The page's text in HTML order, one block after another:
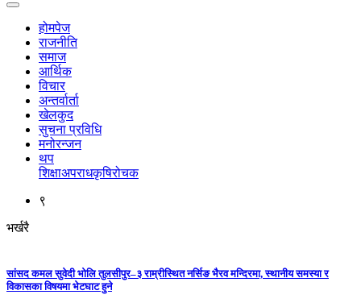
होमपेज
राजनीति
समाज
आर्थिक
विचार
अन्तर्वार्ता
खेलकुद
सुचना प्रविधि
मनोरन्जन
थप
शिक्षाअपराधकृषिरोचक
९
भर्खरै
सांसद कमल सुवेदी भोलि तुलसीपुर–३ राम्रीस्थित नर्सिङ भैरव मन्दिरमा, स्थानीय समस्या र
विकासका विषयमा भेटघाट हुने